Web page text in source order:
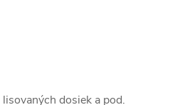
dosiek a pod.